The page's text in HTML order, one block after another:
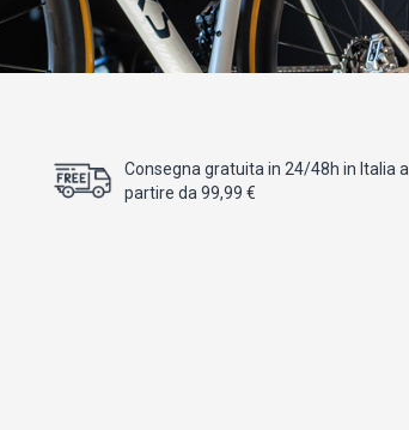
Consegna gratuita in 24/48h in Italia a
partire da 99,99 €